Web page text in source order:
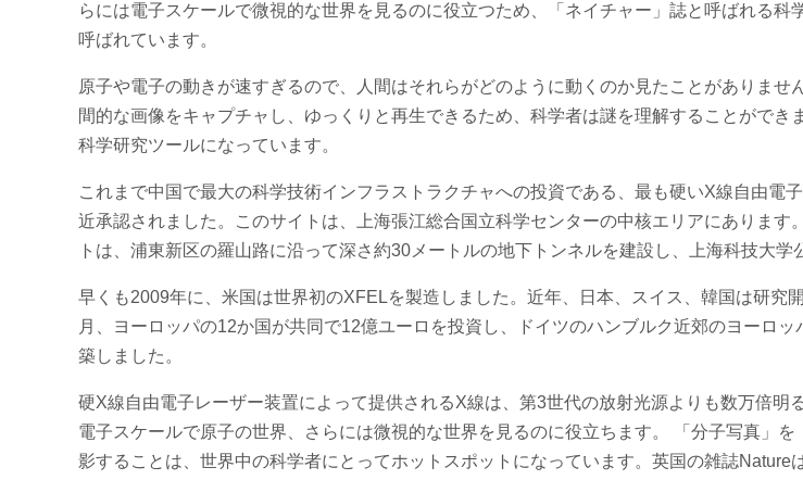
らには電子スケールで微視的な世界を見るのに役立つため、「ネイチャー」誌と呼ばれる科
呼ばれています。
原子や電子の動きが速すぎるので、人間はそれらがどのように動くのか見たことがありませ
間的な画像をキャプチャし、ゆっくりと再生できるため、科学者は謎を理解することができ
科学研究ツールになっています。
これまで中国で最大の科学技術インフラストラクチャへの投資である、最も硬いX線自由電
近承認されました。このサイトは、上海張江総合国立科学センターの中核エリアにあります
トは、浦東新区の羅山路に沿って深さ約30メートルの地下トンネルを建設し、上海科技大学
早くも2009年に、米国は世界初のXFELを製造しました。近年、日本、スイス、韓国は研究
月、ヨーロッパの12か国が共同で12億ユーロを投資し、ドイツのハンブルク近郊のヨーロ
築しました。
硬X線自由電子レーザー装置によって提供されるX線は、第3世代の放射光源よりも数万倍明
電子スケールで原子の世界、さらには微視的な世界を見るのに役立ちます。 「分子写真」
影することは、世界中の科学者にとってホットスポットになっています。英国の雑誌Nature